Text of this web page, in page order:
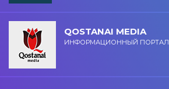
QOSTANAI MEDIA
ИНФОРМАЦИОННЫЙ ПОРТАЛ